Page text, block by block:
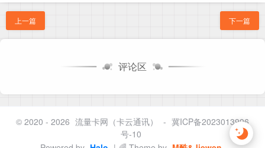
上一篇 下一篇
评论区
© 2020 - 2026 流量卡网（卡云通讯） - 冀ICP备2023013996
号-10